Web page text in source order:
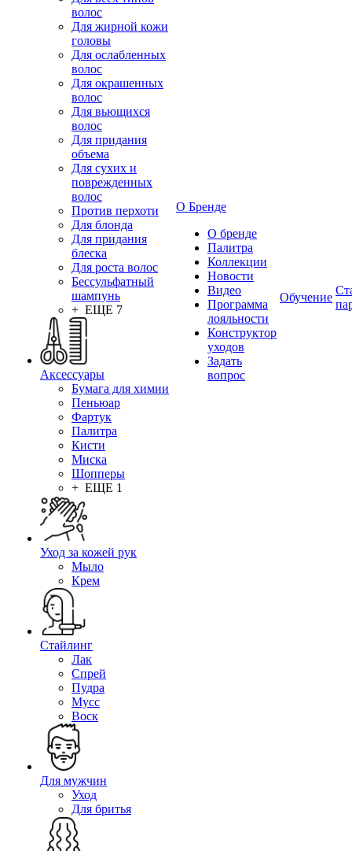
волос
Для жирной кожи
головы
Для ослабленных
волос
Для окрашенных
волос
Для вьющихся
волос
Для придания
объема
Для сухих и
поврежденных
волос
Против перхоти
Для блонда
Для придания
блеска
Для роста волос
Бессульфатный
шампунь
+ ЕЩЕ 7
Аксессуары
Бумага для химии
Пеньюар
Фартук
Палитра
Кисти
Миска
Шопперы
+ ЕЩЕ 1
Уход за кожей рук
Мыло
Крем
Стайлинг
Лак
Спрей
Пудра
Мусс
Воск
Для мужчин
Уход
Для бритья
О Бренде
О бренде
Палитра
Коллекции
Новости
Видео
Программа
лояльности
Конструктор
уходов
Задать
вопрос
Обучение